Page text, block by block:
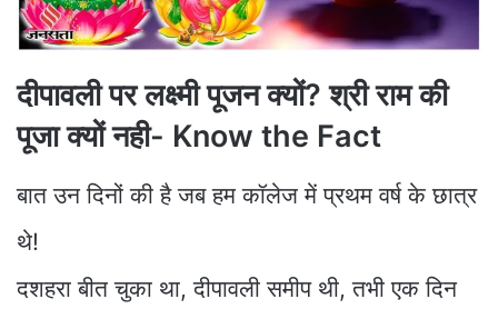
दीपावली पर लक्ष्मी पूजन क्यों? श्री राम की
पूजा क्यों नही- Know the Fact
बात उन दिनों की है जब हम कॉलेज में प्रथम वर्ष के छात्र
थे!
दशहरा बीत चुका था, दीपावली समीप थी, तभी एक दिन